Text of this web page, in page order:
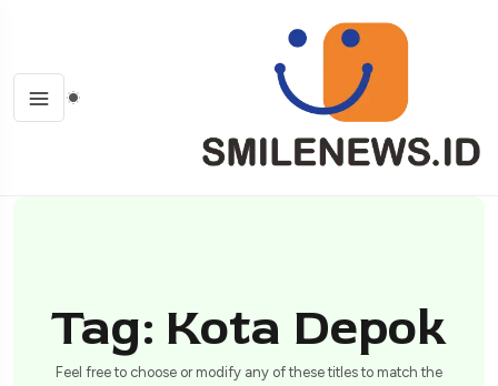
Tag: Kota Depok
Feel free to choose or modify any of these titles to match the